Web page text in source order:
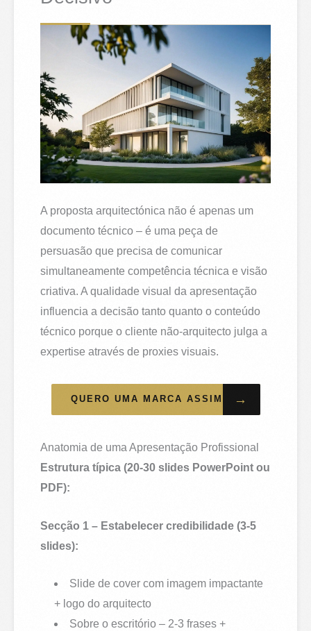
A proposta arquitectónica não é apenas um
documento técnico – é uma peça de
persuasão que precisa de comunicar
simultaneamente competência técnica e visão
criativa. A qualidade visual da apresentação
influencia a decisão tanto quanto o conteúdo
técnico porque o cliente não-arquitecto julga a
expertise através de proxies visuais.
QUERO UMA MARCA ASSIM →
Anatomia de uma Apresentação Profissional
Estrutura típica (20-30 slides PowerPoint ou
PDF):
Secção 1 – Estabelecer credibilidade (3-5
slides):
Slide de cover com imagem impactante
+ logo do arquitecto
Sobre o escritório – 2-3 frases +